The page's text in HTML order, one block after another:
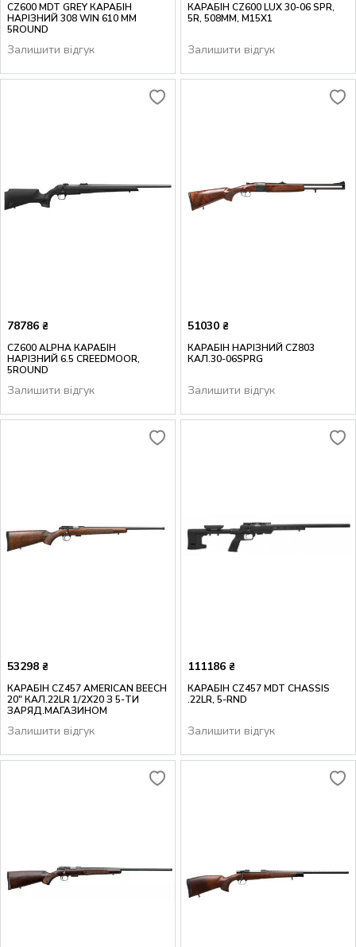
CZ600 MDT GREY КАРАБІН
НАРІЗНИЙ 308 WIN 610 ММ
5ROUND
Залишити відгук
КАРАБІН CZ600 LUX 30-06 SPR,
5R, 508MM, M15X1
Залишити відгук
78786 ₴
CZ600 ALPHA КАРАБІН
НАРІЗНИЙ 6.5 CREEDMOOR,
5ROUND
Залишити відгук
51030 ₴
КАРАБІН НАРІЗНИЙ CZ803
КАЛ.30-06SPRG
Залишити відгук
53298 ₴
КАРАБІН CZ457 AMERICAN BEECH
20" КАЛ.22LR 1/2X20 З 5-ТИ
ЗАРЯД.МАГАЗИНОМ
Залишити відгук
111186 ₴
КАРАБІН CZ457 MDT CHASSIS
.22LR, 5-RND
Залишити відгук